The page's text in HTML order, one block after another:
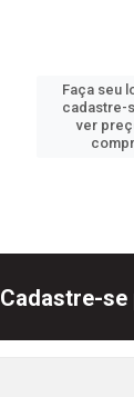
Faça seu
cadastre-
ver
Cadastre-